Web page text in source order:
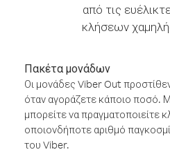
από τις
κλήσεων
Πακέτα μονάδων
Οι μονάδες Viber Out
όταν αγοράζετε κάποιο ποσό.
μπορείτε να πραγματοποιείτε
οποιονδήποτε αριθμό
του Viber.